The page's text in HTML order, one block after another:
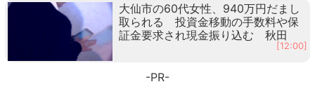
大仙市の60代女性、940万円だまし
取られる 投資金移動の手数料や保
証金要求され現金振り込む 秋田
[12:00]
-PR-